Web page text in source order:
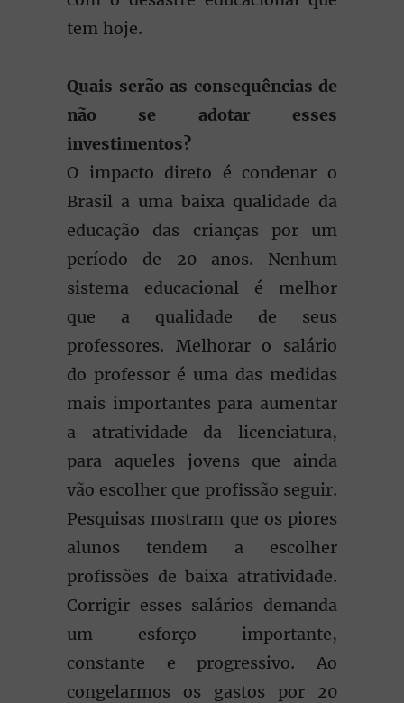
tem hoje.
Quais serão as consequências de
não se adotar esses
investimentos?
O impacto direto é condenar o
Brasil a uma baixa qualidade da
educação das crianças por um
período de 20 anos. Nenhum
sistema educacional é melhor
que a qualidade de seus
professores. Melhorar o salário
do professor é uma das medidas
mais importantes para aumentar
a atratividade da licenciatura,
para aqueles jovens que ainda
vão escolher que profissão seguir.
Pesquisas mostram que os piores
alunos tendem a escolher
profissões de baixa atratividade.
Corrigir esses salários demanda
um esforço importante,
constante e progressivo. Ao
congelarmos os gastos por 20